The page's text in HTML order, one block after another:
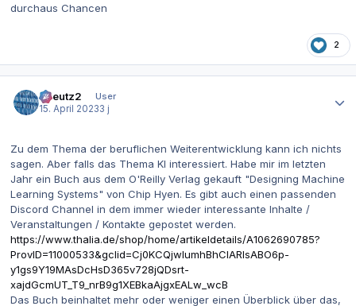
durchaus Chancen
2
tkreutz2
User
15. April 20233 j
Zu dem Thema der beruflichen Weiterentwicklung kann ich nichts
sagen. Aber falls das Thema KI interessiert. Habe mir im letzten
Jahr ein Buch aus dem O'Reilly Verlag gekauft "Designing Machine
Learning Systems" von Chip Hyen. Es gibt auch einen passenden
Discord Channel in dem immer wieder interessante Inhalte /
Veranstaltungen / Kontakte gepostet werden.
https://www.thalia.de/shop/home/artikeldetails/A1062690785?
ProvID=11000533&gclid=Cj0KCQjwlumhBhClARIsABO6p-
y1gs9Y19MAsDcHsD365v728jQDsrt-
xajdGcmUT_T9_nrB9g1XEBkaAjgxEALw_wcB
Das Buch beinhaltet mehr oder weniger einen Überblick über das,